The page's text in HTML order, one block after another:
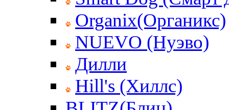
Organix(Органикс)
NUEVO (Нуэво)
Дилли
Hill's (Хиллс)